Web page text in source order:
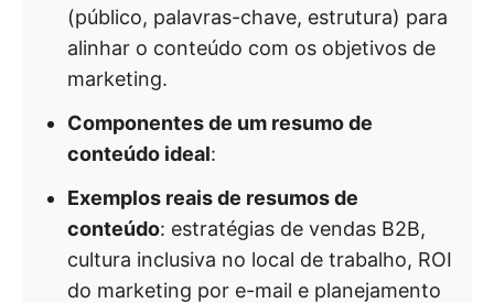
(público, palavras-chave, estrutura) para
alinhar o conteúdo com os objetivos de
marketing.
Componentes de um resumo de
conteúdo ideal:
Exemplos reais de resumos de
conteúdo: estratégias de vendas B2B,
cultura inclusiva no local de trabalho, ROI
do marketing por e-mail e planejamento